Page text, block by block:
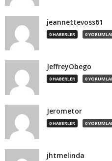
jeannettevoss61
0 HABERLER 0
JeffreyObego
0 HABERLER 0
Jerometor
0 HABERLER 0
jhtmelinda